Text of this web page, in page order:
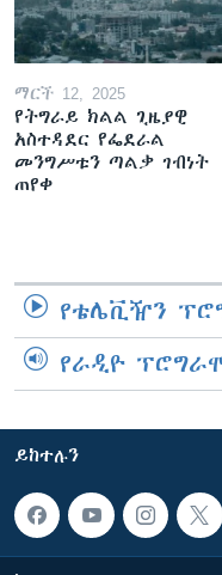
ማርች 12, 2025
የትግራይ ክልል ጊዜያዊ
አስተዳደር የፌደራል
መንግሥቱን ጣልቃ ገብነት
ጠየቀ
የቴሌቪዥን
የራዲዮ
ይከተሉን